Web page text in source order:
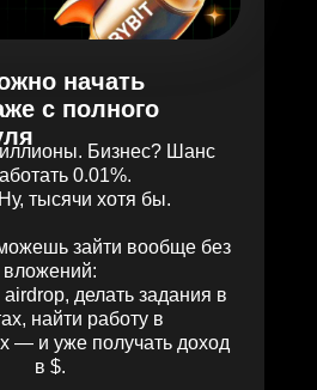
начать
с полного
Бизнес? Шанс
0.01%.
тысячи хотя бы.
зайти вообще без
вложений:
делать задания в
найти работу в
— и уже получать доход
в $.